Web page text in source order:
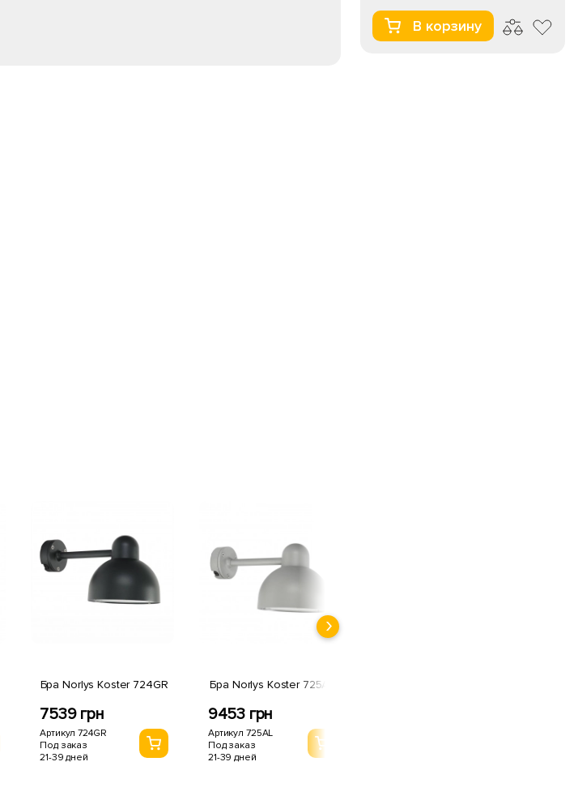
Бра Norlys Koster 724GR
7539 грн
Артикул 724GR
Под заказ
21-39 дней
Бра Norlys Koster 725AL
9453 грн
Артикул 725AL
Под заказ
21-39 дней
В корзину